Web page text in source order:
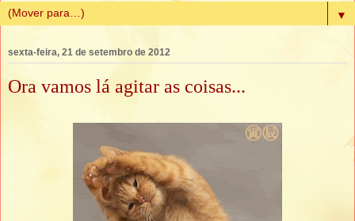
▼
sexta-feira, 21 de setembro de 2012
Ora vamos lá agitar as coisas...